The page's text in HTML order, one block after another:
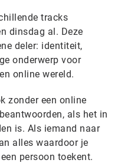
tracks
dinsdag al. Deze
deler: identiteit,
onderwerp voor
online wereld.
zonder een online
als het in
is. Als iemand naar
alles waardoor je
persoon toekent.